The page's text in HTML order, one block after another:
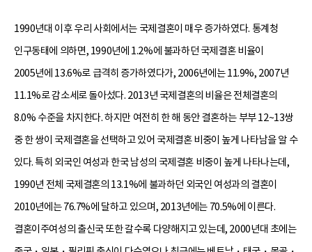
1990년대 이후 우리 사회에서는 국제결혼이 매우 증가하였다. 통계청
인구동태에 의하면, 1990년에 1.2%에 불과하던 국제결혼 비율이
2005년에 13.6%로 급격히 증가하였다가, 2006년에는 11.9%, 2007년
11.1%로 감소세로 돌아섰다. 2013년 국제결혼의 비율은 전체결혼의
8.0% 수준을 차지한다. 하지만 여전히 한 해 동안 결혼하는 부부 12~13쌍
중 한 쌍이 국제결혼을 선택하고 있어 국제결혼 비중이 높게 나타남을 알 수
있다. 특히 외국인 여성과 한국 남성의 국제결혼 비중이 높게 나타나는데,
1990년 전체 국제결혼의 13.1%에 불과하던 외국인 여성과의 결혼이
2010년에는 76.7%에 달하고 있으며, 2013년에는 70.5%에 이른다.
결혼이주여성의 출신국 또한 갈수록 다양해지고 있는데, 2000년대 초에는